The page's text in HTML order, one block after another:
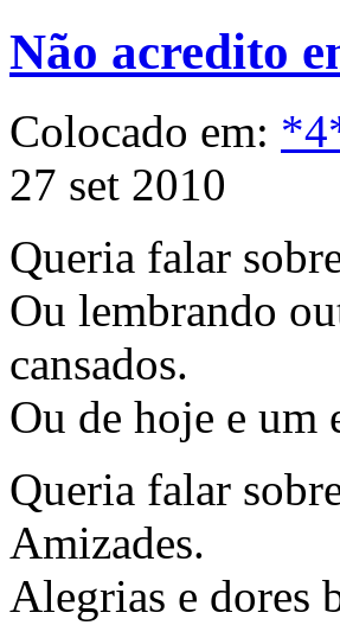
Não acredito
Colocado em:
27 set 2010
Queria falar
Ou lembrando
cansados.
Ou de hoje e um
Queria falar
Amizades.
Alegrias e dores